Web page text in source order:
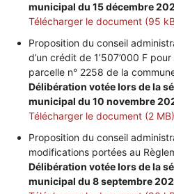
municipal du 15 décembre
Télécharger le document
Proposition du conseil
d’un crédit de 1’507’000 F
parcelle n° 2258 de la
Délibération votée lors de la
municipal du 10 novembre
Télécharger le document
Proposition du conseil
modifications portées au
Délibération votée lors de la
municipal du 8 septembre